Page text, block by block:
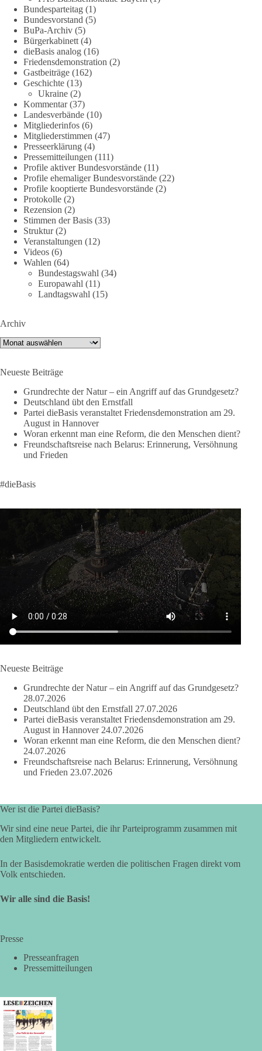
Es ging weniger um fertige Antworten als um eine Debatte
darüber, wie Freiheit, Verantwortung, Naturschutz und
Grundrechte in einer demokratischen Gesellschaft künftig
miteinander in Einklang gebracht werden können.
#dieBasis #natur #grundrechte
38 7 8
DieBasis
2 Tage(n) zuvor
Jetzt dieBasis Sachsen-Anhalt unterstützen!
Die Landtagswahl 2026 in Sachsen-Anhalt findet am 6.
September statt. Die Inhalte stehen – jetzt müssen sie gesehen,
geteilt und diskutiert werden.
Folge unseren Kanälen:
Facebook:
https://www.facebook.com/groups/diebasissachsenanhalt/
Tiktok:
X:https://x.com/DieBasisLSA
Youtube:https://www.youtube.com/dieBasisSachsenAnhalt
🟩🟩🟦🟦🟥🟥🟧🟧
Like, teile und kommentiere unsere Beiträge, damit noch mehr
Menschen mitbekommen, wofür wir stehen und warum es sich
lohnt, dieBasis zu wählen.
Mehr Infos: https://diebasis-st.de/wahlprogramm/
Auf Facebook ansehen
DieBasis
2 Tage(n) zuvor
🔎 Über 100-mal keine Antwort.
Anthony Fauci, Immunologe und Berater des ehemaligen US-
Präsidenten, hat bei einer Anhörung des US-Senats auf mehr
als 100 Fragen die Aussage verweigert. Die juristische
Bewertung werden Gerichte und Ermittlungen klären – auch
der Vorgang eines deutlich:
Die Corona-Zeit ist noch lange nicht aufgearbeitet.
Auch in Deutschland warten viele Menschen bis heute auf
Antworten:
❓ Wie wurden politische Entscheidungen getroffen?
❓ Welche Maßnahmen waren notwendig und welche nicht?
❓Und wer übernimmt die Verantwortung für die massiven
in unseren Rechtsstaat?
🟩🟩🟦🟦🟥🟥🟧🟧
Fragen zu vermeiden. Sie lebt davon, Fragen offen zu stellen
und transparent zu beantworten.
dieBasis fordert deshalb weiterhin eine unabhängige,
rand-paul-6b25da9f75a0becbaf2886ab22643e67
https://www.tichyseinblick.de/kolumnen/aus-aller-welt/usa-
#dieBasis #Corona
#Vertrauen
Bundesparteitag (1)
Bundesvorstand (5)
BuPa-Archiv (5)
Bürgerkabinett (4)
dieBasis analog (16)
Friedensdemonstration (2)
Gastbeiträge (162)
Geschichte (13)
Ukraine (2)
Kommentar(37)
Landesverbände (10)
Mitgliederinfos (6)
Mitgliederstimmen (47)
Presseerklärung (4)
Pressemitteilungen (111)
Profile aktiver Bundesvorstände (11)
Profile ehemaliger Bundesvorstände (22)
Profile kooptierte Bundesvorstände (2)
Protokolle (2)
Rezension (2)
Stimmen der Basis (33)
Struktur(2)
Veranstaltungen (12)
Videos (6)
Wahlen (64)
Bundestagswahl (34)
Europawahl (11)
Landtagswahl (15)
Archiv
Archiv
Neueste Beiträge
Grundrechte der Natur – ein Angriff auf das Grundgesetz?
Deutschland übt den Ernstfall
Partei dieBasis veranstaltet Friedensdemonstration am 29.
August in Hannover
Woran erkennt man eine Reform, die den Menschen dient?
Freundschaftsreise nach Belarus: Erinnerung, Versöhnung
und Frieden
#dieBasis
Neueste Beiträge
Grundrechte der Natur – ein Angriff auf das Grundgesetz?
28.07.2026
Deutschland übt den Ernstfall 27.07.2026
Partei dieBasis veranstaltet Friedensdemonstration am 29.
August in Hannover 24.07.2026
Woran erkennt man eine Reform, die den Menschen dient?
24.07.2026
Freundschaftsreise nach Belarus: Erinnerung, Versöhnung
und Frieden 23.07.2026
Wer ist die Partei dieBasis?
Wir sind eine neue Partei, die ihr Parteiprogramm zusammen mit
den Mitgliedern entwickelt.
In der Basisdemokratie werden die politischen Fragen direkt vom
Volk entschieden.
Wir alle sind die Basis!
Presse
Presseanfragen
Pressemitteilungen